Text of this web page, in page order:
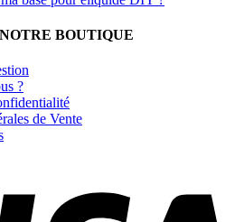
BOUTIQUE
?
de Vente